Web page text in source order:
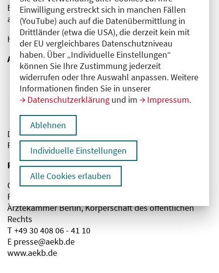
Einwilligung erstreckt sich in manchen Fällen
(YouTube) auch auf die Datenübermittlung in
Drittländer (etwa die USA), die derzeit kein mit
der EU vergleichbares Datenschutzniveau
haben. Über „Individuelle Einstellungen“
können Sie Ihre Zustimmung jederzeit
widerrufen oder Ihre Auswahl anpassen. Weitere
Informationen finden Sie in unserer
Datenschutzerklärung und im Impressum.
Ablehnen
Individuelle Einstellungen
Alle Cookies erlauben
Bundesregierung aufgefordert, Suchtberatungsstellen
ausreichend gut zu finanzieren.
Hier finden Sie die
Pressemitteilung als PDF
Ansprechperson für Presseanfragen
PD Dr. med. Peter Bobbert, Präsident der
Ärztekammer Berlin
Dr. med. Matthias Blöchle, Vizepräsident der
Ärztekammer Berlin
Die Kontaktdaten erhalten Sie auf Anfrage von der
Pressestelle der Ärztekammer Berlin.
Pressekontakt
Ole Eggert
Pressesprecher
Ärztekammer Berlin, Körperschaft des öffentlichen
Rechts
T +49 30 408 06 - 41 10
E presse@aekb.de
www.aekb.de